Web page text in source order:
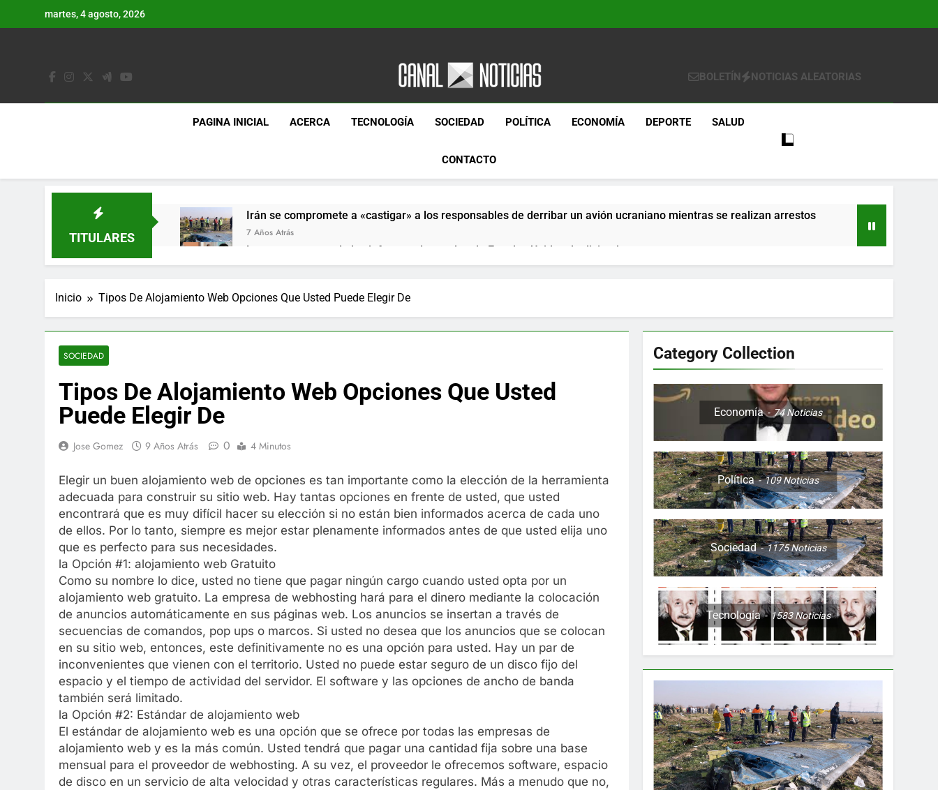
martes, 4 agosto, 2026
Canal Noticias
Canal Noticias
BOLETÍN NOTICIAS ALEATORIAS
PAGINA INICIAL ACERCA TECNOLOGÍA SOCIEDAD POLÍTICA ECONOMÍA DEPORTE SALUD
CONTACTO
TITULARES
Irán se compromete a «castigar» a los responsables de derribar un avión ucraniano mientras se realizan arrestos
7 Años Atrás
Lo que se espera de los informes de empleo de Estados Unidos de diciembre
7 Años Atrás
7 Años Atrás
El famoso chef y restaurador, Carl Ruiz, muere a los 44 años
Cápsulas Ultra Max Testo a Precios Especiales en México, Chile, Argentina, Colombia, Perú , Ecuador, Costa Rica y
Más
7 Años Atrás
7 Años Atrás
Crucero en México te lleva a lugares paranormales con binoculares de visión nocturna y reuniones de secuestrados
7 Años Atrás
La Inteligencia Artificial deepfake de Samsung fabrica un clip de movimiento desde una sola foto
7 Años Atrás
Inicio Tipos De Alojamiento Web Opciones Que Usted Puede Elegir De
SOCIEDAD
Tipos De Alojamiento Web Opciones Que Usted
Puede Elegir De
Jose Gomez 9 Años Atrás 0 4 Minutos
Elegir un buen alojamiento web de opciones es tan importante como la elección de la herramienta
adecuada para construir su sitio web. Hay tantas opciones en frente de usted, que usted
encontrará que es muy difícil hacer su elección si no están bien informados acerca de cada uno
de ellos. Por lo tanto, siempre es mejor estar plenamente informados antes de que usted elija uno
que es perfecto para sus necesidades.
la Opción #1: alojamiento web Gratuito
Como su nombre lo dice, usted no tiene que pagar ningún cargo cuando usted opta por un
alojamiento web gratuito. La empresa de webhosting hará para el dinero mediante la colocación
de anuncios automáticamente en sus páginas web. Los anuncios se insertan a través de
secuencias de comandos, pop ups o marcos. Si usted no desea que los anuncios que se colocan
en su sitio web, entonces, este definitivamente no es una opción para usted. Hay un par de
inconvenientes que vienen con el territorio. Usted no puede estar seguro de un disco fijo del
espacio y el tiempo de actividad del servidor. El software y las opciones de ancho de banda
también será limitado.
la Opción #2: Estándar de alojamiento web
El estándar de alojamiento web es una opción que se ofrece por todas las empresas de
alojamiento web y es la más común. Usted tendrá que pagar una cantidad fija sobre una base
mensual para el proveedor de webhosting. A su vez, el proveedor le ofrecemos software, espacio
de disco en un servicio de alta velocidad y otras características regulares. Más a menudo que no,
Category Collection
Economía 74Noticias
Política 109Noticias
Sociedad 1175Noticias
Tecnología 1583Noticias